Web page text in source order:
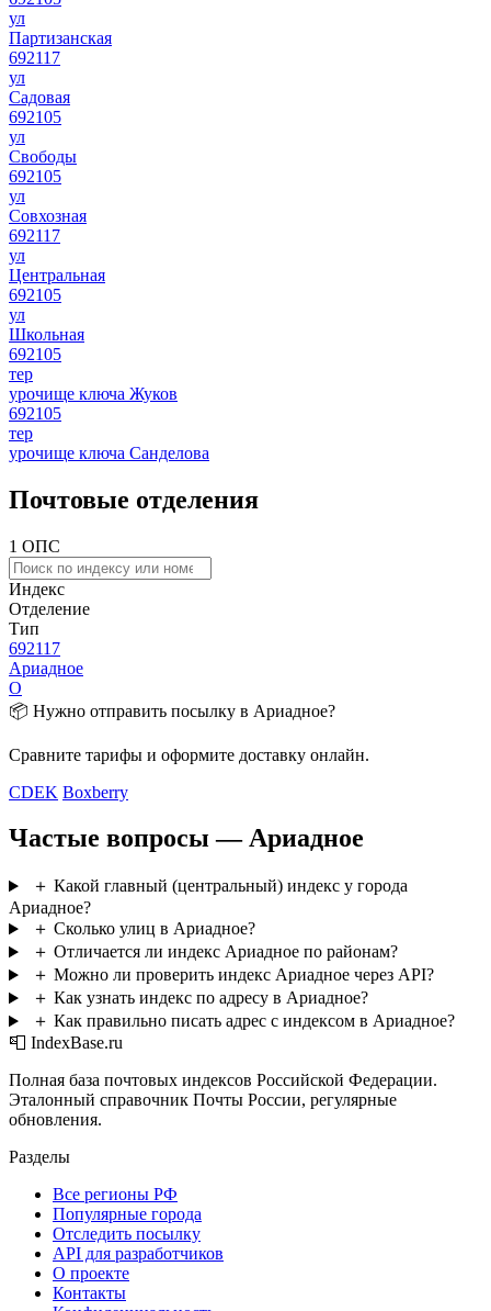
ул
Партизанская
692117
ул
Садовая
692105
ул
Свободы
692105
ул
Совхозная
692117
ул
Центральная
692105
ул
Школьная
692105
тер
урочище ключа Жуков
692105
тер
урочище ключа Санделова
Почтовые отделения
1 ОПС
Индекс
Отделение
Тип
692117
Ариадное
О
📦 Нужно отправить посылку в Ариадное?
Сравните тарифы и оформите доставку онлайн.
CDEK Boxberry
Частые вопросы — Ариадное
＋ Какой главный (центральный) индекс у города
Ариадное?
＋ Сколько улиц в Ариадное?
＋ Отличается ли индекс Ариадное по районам?
＋ Можно ли проверить индекс Ариадное через API?
＋ Как узнать индекс по адресу в Ариадное?
＋ Как правильно писать адрес с индексом в Ариадное?
📮 IndexBase.ru
Полная база почтовых индексов Российской Федерации.
Эталонный справочник Почты России, регулярные
обновления.
Разделы
Все регионы РФ
Популярные города
Отследить посылку
API для разработчиков
О проекте
Контакты